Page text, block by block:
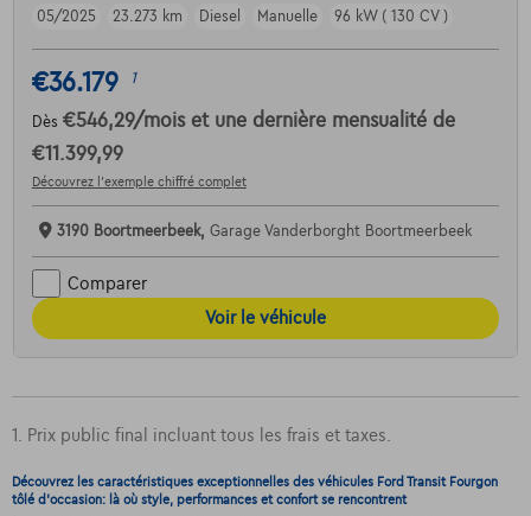
05/2025
23.273 km Diesel Manuelle 96 kW ( 130 CV )
€36.179 1
Dès €546,29/mois et une dernière mensualité de
€11.399,99
Découvrez l’exemple chiffré complet
3190 Boortmeerbeek, Garage Vanderborght Boortmeerbeek
Comparer
Voir le véhicule
1. Prix public final incluant tous les frais et taxes.
Découvrez les caractéristiques exceptionnelles des véhicules Ford Transit Fourgon
tôlé d'occasion: là où style, performances et confort se rencontrent